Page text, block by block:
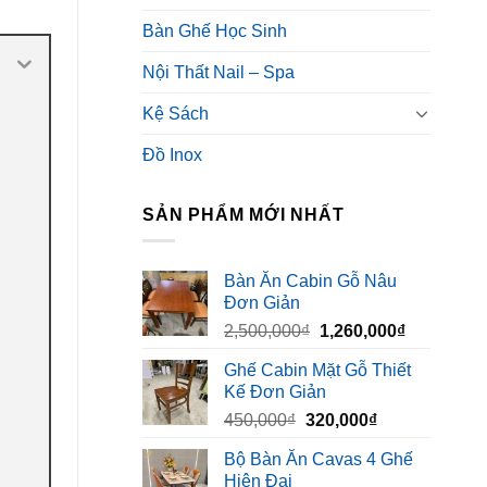
Bàn Ghế Học Sinh
Nội Thất Nail – Spa
Kệ Sách
Đồ Inox
SẢN PHẨM MỚI NHẤT
Bàn Ăn Cabin Gỗ Nâu
Đơn Giản
2,500,000₫ Giá
là:
2,500,000₫.
1,260,000₫Giá
tại
Ghế Cabin Mặt Gỗ Thiết
Kế Đơn Giản
450,000₫ Giá
là:
320,000₫Giá
tại
Bộ Bàn Ăn Cavas 4 Ghế
Hiện Đại